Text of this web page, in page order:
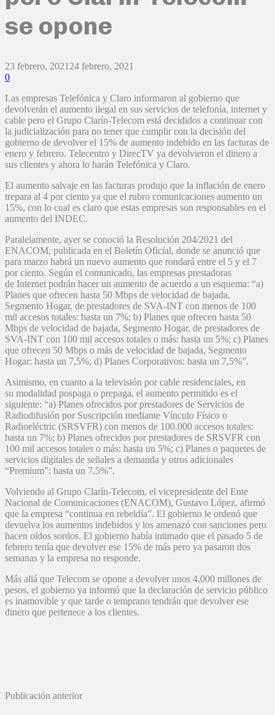
se opone
23 febrero, 2021 24 febrero, 2021
0
Las empresas Telefónica y Claro informaron al gobierno que
devolverán el aumento ilegal en sus servicios de telefonía, internet y
cable pero el Grupo Clarín-Telecom está decididos a continuar con
la judicialización para no tener que cumplir con la decisión del
gobierno de devolver el 15% de aumento indebido en las facturas de
enero y febrero. Telecentro y DirecTV ya devolvieron el dinero a
sus clientes y ahora lo harán Telefónica y Claro.
El aumento salvaje en las facturas produjo que la inflación de enero
trepara al 4 por ciento ya que el rubro comunicaciones aumento un
15%, con lo cual es claro que estas empresas son responsables en el
aumento del INDEC.
Paralelamente, ayer se conoció la Resolución 204/2021 del
ENACOM, publicada en el Boletín Oficial, donde se anunció que
para marzo habrá un nuevo aumento que rondará entre el 5 y el 7
por ciento. Según el comunicado, las empresas prestadoras
de Internet podrán hacer un aumento de acuerdo a un esquema: “a)
Planes que ofrecen hasta 50 Mbps de velocidad de bajada,
Segmento Hogar, de prestadores de SVA-INT con menos de 100
mil accesos totales: hasta un 7%; b) Planes que ofrecen hasta 50
Mbps de velocidad de bajada, Segmento Hogar, de prestadores de
SVA-INT con 100 mil accesos totales o más: hasta un 5%; c) Planes
que ofrecen 50 Mbps o más de velocidad de bajada, Segmento
Hogar: hasta un 7,5%; d) Planes Corporativos: hasta un 7,5%​​​”.
Asimismo, en cuanto a la televisión por cable residenciales, en
su modalidad pospaga o prepaga, el aumento permitido es el
siguiente: “a) Planes ofrecidos por prestadores de Servicios de
Radiodifusión por Suscripción mediante Vínculo Físico o
Radioeléctric (SRSVFR) con menos de 100.000 accesos totales:
hasta un 7%; b) Planes ofrecidos por prestadores de SRSVFR con
100 mil accesos totales o más: hasta un 5%; c) Planes o paquetes de
servicios digitales de señales a demanda y otros adicionales
“Premium”: hasta un 7,5%”.
Volviendo al Grupo Clarín-Telecom, el vicepresidente del Ente
Nacional de Comunicaciones (ENACOM), Gustavo López, afirmó
que la empresa “continua en rebeldía”. El gobierno le ordenó que
devuelva los aumentos indebidos y los amenazó con sanciones pero
hacen oídos sordos. El gobierno había intimado que el pasado 5 de
febrero tenía que devolver ese 15% de más pero ya pasaron dos
semanas y la empresa no responde.
Más allá que Telecom se opone a devolver unos 4.000 millones de
pesos, el gobierno ya informó que la declaración de servicio público
es inamovible y que tarde o temprano tendrán que devolver ese
dinero que pertenece a los clientes.
Publicación anterior